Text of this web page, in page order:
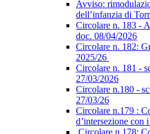
Avviso:
dell’infanzia di
Circolare n. 183 -
doc. 08/04/2026
Circolare n. 182:
2025/26
Circolare n. 181 -
27/03/2026
Circolare n.180 -
27/03/26
Circolare n.179 :
d’intersezione con